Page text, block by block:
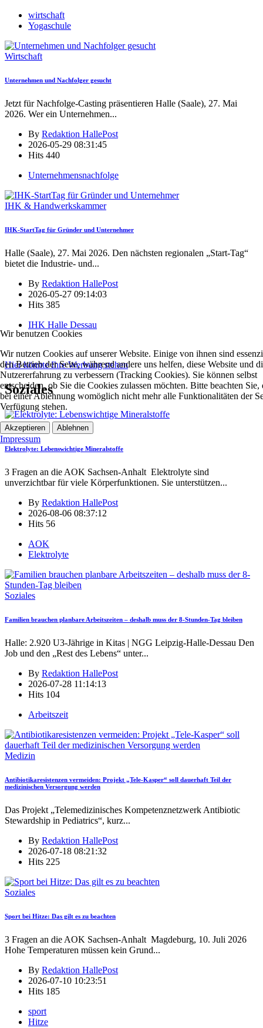
wirtschaft
Yogaschule
Wirtschaft
Unternehmen und Nachfolger gesucht
Jetzt für Nachfolge-Casting präsentieren Halle (Saale), 27. Mai
2026. Wer ein Unternehmen...
By Redaktion HallePost
2026-05-29 08:31:45
Hits 440
Unternehmensnachfolge
IHK & Handwerkskammer
IHK-StartTag für Gründer und Unternehmer
Halle (Saale), 27. Mai 2026. Den nächsten regionalen „Start-Tag“
bietet die Industrie- und...
By Redaktion HallePost
2026-05-27 09:14:03
Hits 385
IHK Halle Dessau
Hier könnte Ihre Werbung stehen
Soziales
Soziales
Elektrolyte: Lebenswichtige Mineralstoffe
3 Fragen an die AOK Sachsen-Anhalt Elektrolyte sind
unverzichtbar für viele Körperfunktionen. Sie unterstützen...
By Redaktion HallePost
2026-08-06 08:37:12
Hits 56
AOK
Elektrolyte
Soziales
Familien brauchen planbare Arbeitszeiten – deshalb muss der 8-Stunden-Tag bleiben
Halle: 2.920 U3-Jährige in Kitas | NGG Leipzig-Halle-Dessau Den
Job und den „Rest des Lebens“ unter...
By Redaktion HallePost
2026-07-28 11:14:13
Hits 104
Arbeitszeit
Medizin
Antibiotikaresistenzen vermeiden: Projekt „Tele-Kasper“ soll dauerhaft Teil der
medizinischen Versorgung werden
Das Projekt „Telemedizinisches Kompetenznetzwerk Antibiotic
Stewardship in Pediatrics“, kurz...
By Redaktion HallePost
2026-07-18 08:21:32
Hits 225
Soziales
Sport bei Hitze: Das gilt es zu beachten
3 Fragen an die AOK Sachsen-Anhalt Magdeburg, 10. Juli 2026
Hohe Temperaturen müssen kein Grund...
By Redaktion HallePost
2026-07-10 10:23:51
Hits 185
sport
Hitze
Wir benutzen Cookies
Wir nutzen Cookies auf unserer Website. Einige von ihnen sind
den Betrieb der Seite, während andere uns helfen, diese Website und
Nutzererfahrung zu verbessern (Tracking Cookies). Sie können selbst
entscheiden, ob Sie die Cookies zulassen möchten. Bitte beachten Sie,
bei einer Ablehnung womöglich nicht mehr alle Funktionalitäten der
Verfügung stehen.
Akzeptieren Ablehnen
Impressum